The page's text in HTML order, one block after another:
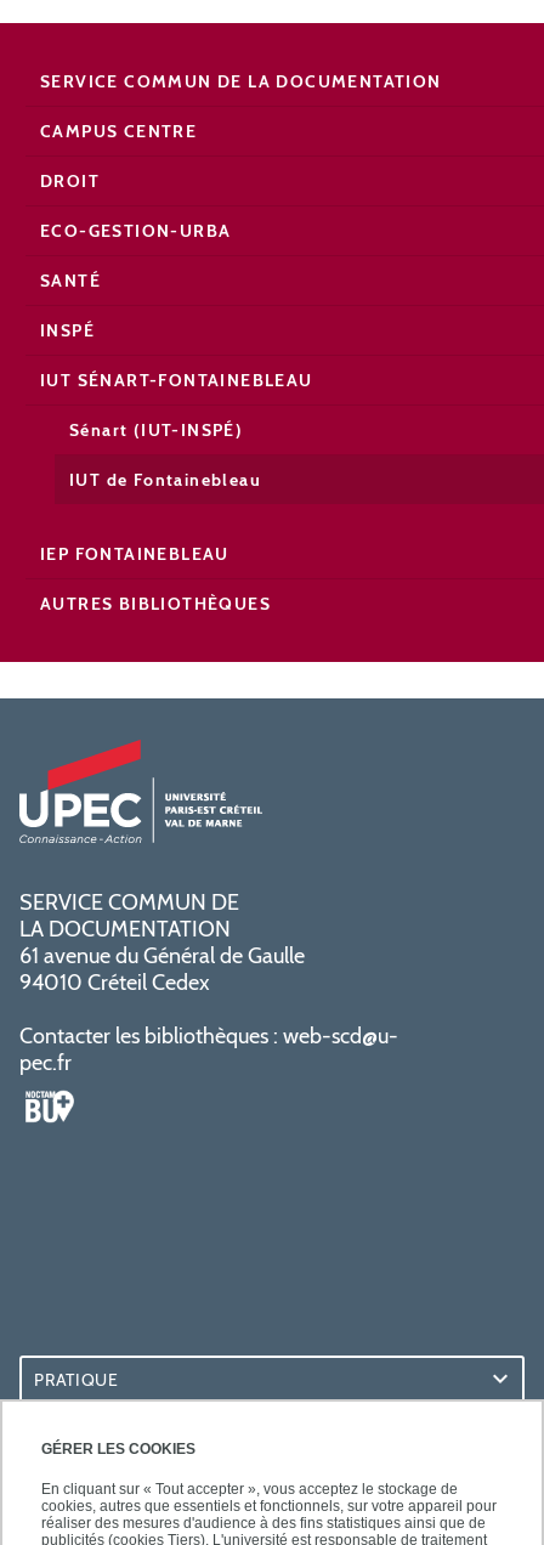
GÉRER LES COOKIES
En cliquant sur « Tout accepter », vous acceptez le stockage de
cookies, autres que essentiels et fonctionnels, sur votre appareil pour
réaliser des mesures d'audience à des fins statistiques ainsi que de
publicités (cookies Tiers). L'université est responsable de traitement
SERVICE COMMUN DE LA DOCUMENTATION
CAMPUS CENTRE
DROIT
ECO-GESTION-URBA
SANTÉ
INSPÉ
IUT SÉNART-FONTAINEBLEAU
Sénart (IUT-INSPÉ)
IUT de Fontainebleau
IEP FONTAINEBLEAU
AUTRES BIBLIOTHÈQUES
SERVICE COMMUN DE
LA DOCUMENTATION
61 avenue du Général de Gaulle
94010 Créteil Cedex
Contacter les bibliothèques : web-scd@u-
pec.fr
PRATIQUE
ACCÈS RAPIDES